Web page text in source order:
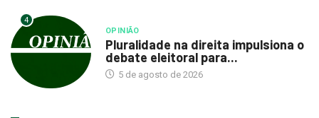
4
OPINIÃO
Pluralidade na direita impulsiona o
debate eleitoral para...
5 de agosto de 2026